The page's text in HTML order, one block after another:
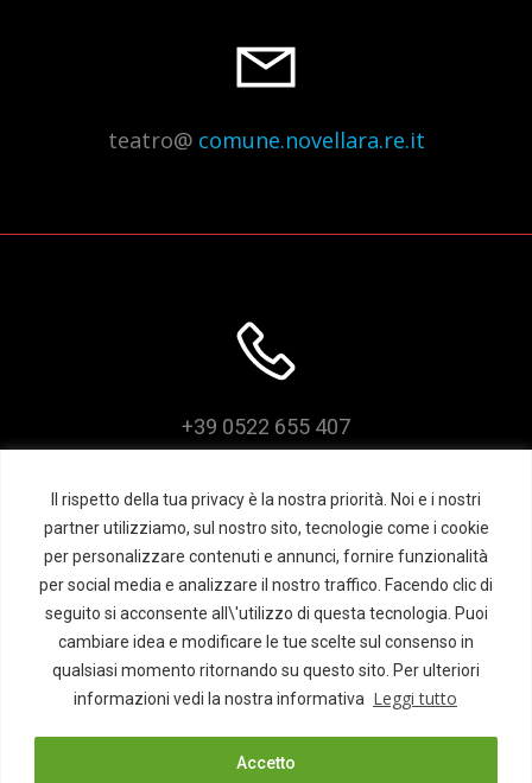
Il rispetto della tua privacy è la nostra priorità. Noi e i nostri
partner utilizziamo, sul nostro sito, tecnologie come i cookie
per personalizzare contenuti e annunci, fornire funzionalità
per social media e analizzare il nostro traffico. Facendo clic di
seguito si acconsente all\'utilizzo di questa tecnologia. Puoi
cambiare idea e modificare le tue scelte sul consenso in
qualsiasi momento ritornando su questo sito. Per ulteriori
informazioni vedi la nostra informativa Leggi tutto
Accetto
teatro@ comune.novellara.re.it
+39 0522 655 407
© 2026 Teatro Comunale Franco
Tagliavini - Novellara |